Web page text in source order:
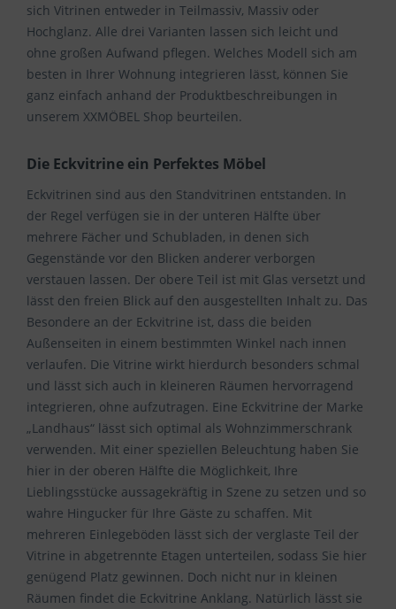
sich Vitrinen entweder in Teilmassiv, Massiv oder
Hochglanz. Alle drei Varianten lassen sich leicht und
ohne großen Aufwand pflegen. Welches Modell sich am
besten in Ihrer Wohnung integrieren lässt, können Sie
ganz einfach anhand der Produktbeschreibungen in
unserem XXMÖBEL Shop beurteilen.
Die Eckvitrine ein Perfektes Möbel
Eckvitrinen sind aus den Standvitrinen entstanden. In
der Regel verfügen sie in der unteren Hälfte über
mehrere Fächer und Schubladen, in denen sich
Gegenstände vor den Blicken anderer verborgen
verstauen lassen. Der obere Teil ist mit Glas versetzt und
lässt den freien Blick auf den ausgestellten Inhalt zu. Das
Besondere an der Eckvitrine ist, dass die beiden
Außenseiten in einem bestimmten Winkel nach innen
verlaufen. Die Vitrine wirkt hierdurch besonders schmal
und lässt sich auch in kleineren Räumen hervorragend
integrieren, ohne aufzutragen. Eine Eckvitrine der Marke
„Landhaus“ lässt sich optimal als Wohnzimmerschrank
verwenden. Mit einer speziellen Beleuchtung haben Sie
hier in der oberen Hälfte die Möglichkeit, Ihre
Lieblingsstücke aussagekräftig in Szene zu setzen und so
wahre Hingucker für Ihre Gäste zu schaffen. Mit
mehreren Einlegeböden lässt sich der verglaste Teil der
Vitrine in abgetrennte Etagen unterteilen, sodass Sie hier
genügend Platz gewinnen. Doch nicht nur in kleinen
Räumen findet die Eckvitrine Anklang. Natürlich lässt sie